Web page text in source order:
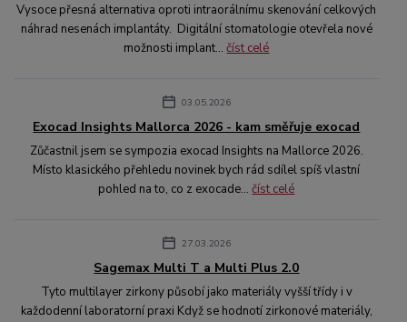
Vysoce přesná alternativa oproti intraorálnímu skenování celkových
náhrad nesenách implantáty. Digitální stomatologie otevřela nové
možnosti implant...číst celé
03.05.2026
Exocad Insights Mallorca 2026 - kam směřuje exocad
Zůčastnil jsem se sympozia exocad Insights na Mallorce 2026.
Místo klasického přehledu novinek bych rád sdílel spíš vlastní
pohled na to, co z exocade...číst celé
27.03.2026
Sagemax Multi T a Multi Plus 2.0
Tyto multilayer zirkony působí jako materiály vyšší třídy i v
každodenní laboratorní praxi Když se hodnotí zirkonové materiály,